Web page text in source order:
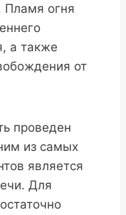
Пламя огня
а также
от
проведен
из самых
является
Для